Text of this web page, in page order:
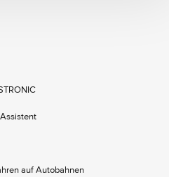
auf Autobahnen